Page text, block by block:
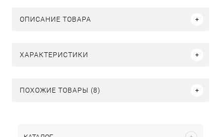
ОПИСАНИЕ ТОВАРА
ХАРАКТЕРИСТИКИ
ПОХОЖИЕ ТОВАРЫ (8)